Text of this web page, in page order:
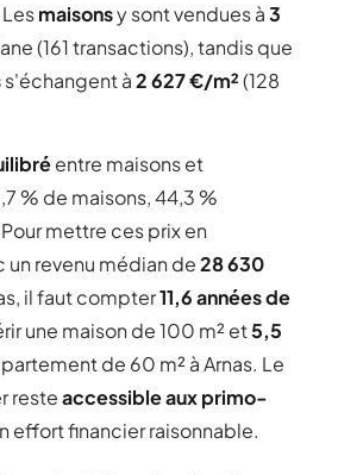
maisonsy sont vendues à3
(161 transactions), tandis que
s'échangent à2 627 €/m²(128
entre maisons et
% de maisons, 44,3 %
mettre ces prix en
revenu médian de28 630
il faut compter11,6 années de
une maison de 100 m² et5,5
de 60 m² à Arnas. Le
resteaccessible aux primo-
effort financier raisonnable.